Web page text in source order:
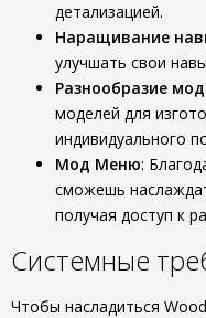
детализацией.
Наращивание
улучшать свои
Разнообразие
моделей для
индивидуального
Мод Меню:
сможешь
получая доступ к
Системные
Чтобы насладиться